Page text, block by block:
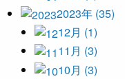
2023年 (35)
12月 (1)
11月 (3)
10月 (3)